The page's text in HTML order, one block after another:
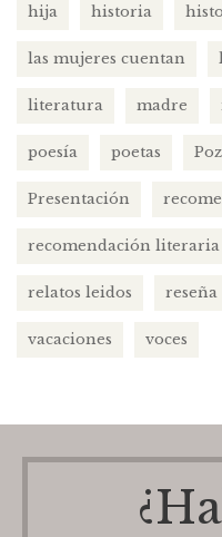
hija historia
las mujeres cuentan
literatura madre
poesía poetas
Presentación
recomendación literaria
relatos leidos reseña
vacaciones voces